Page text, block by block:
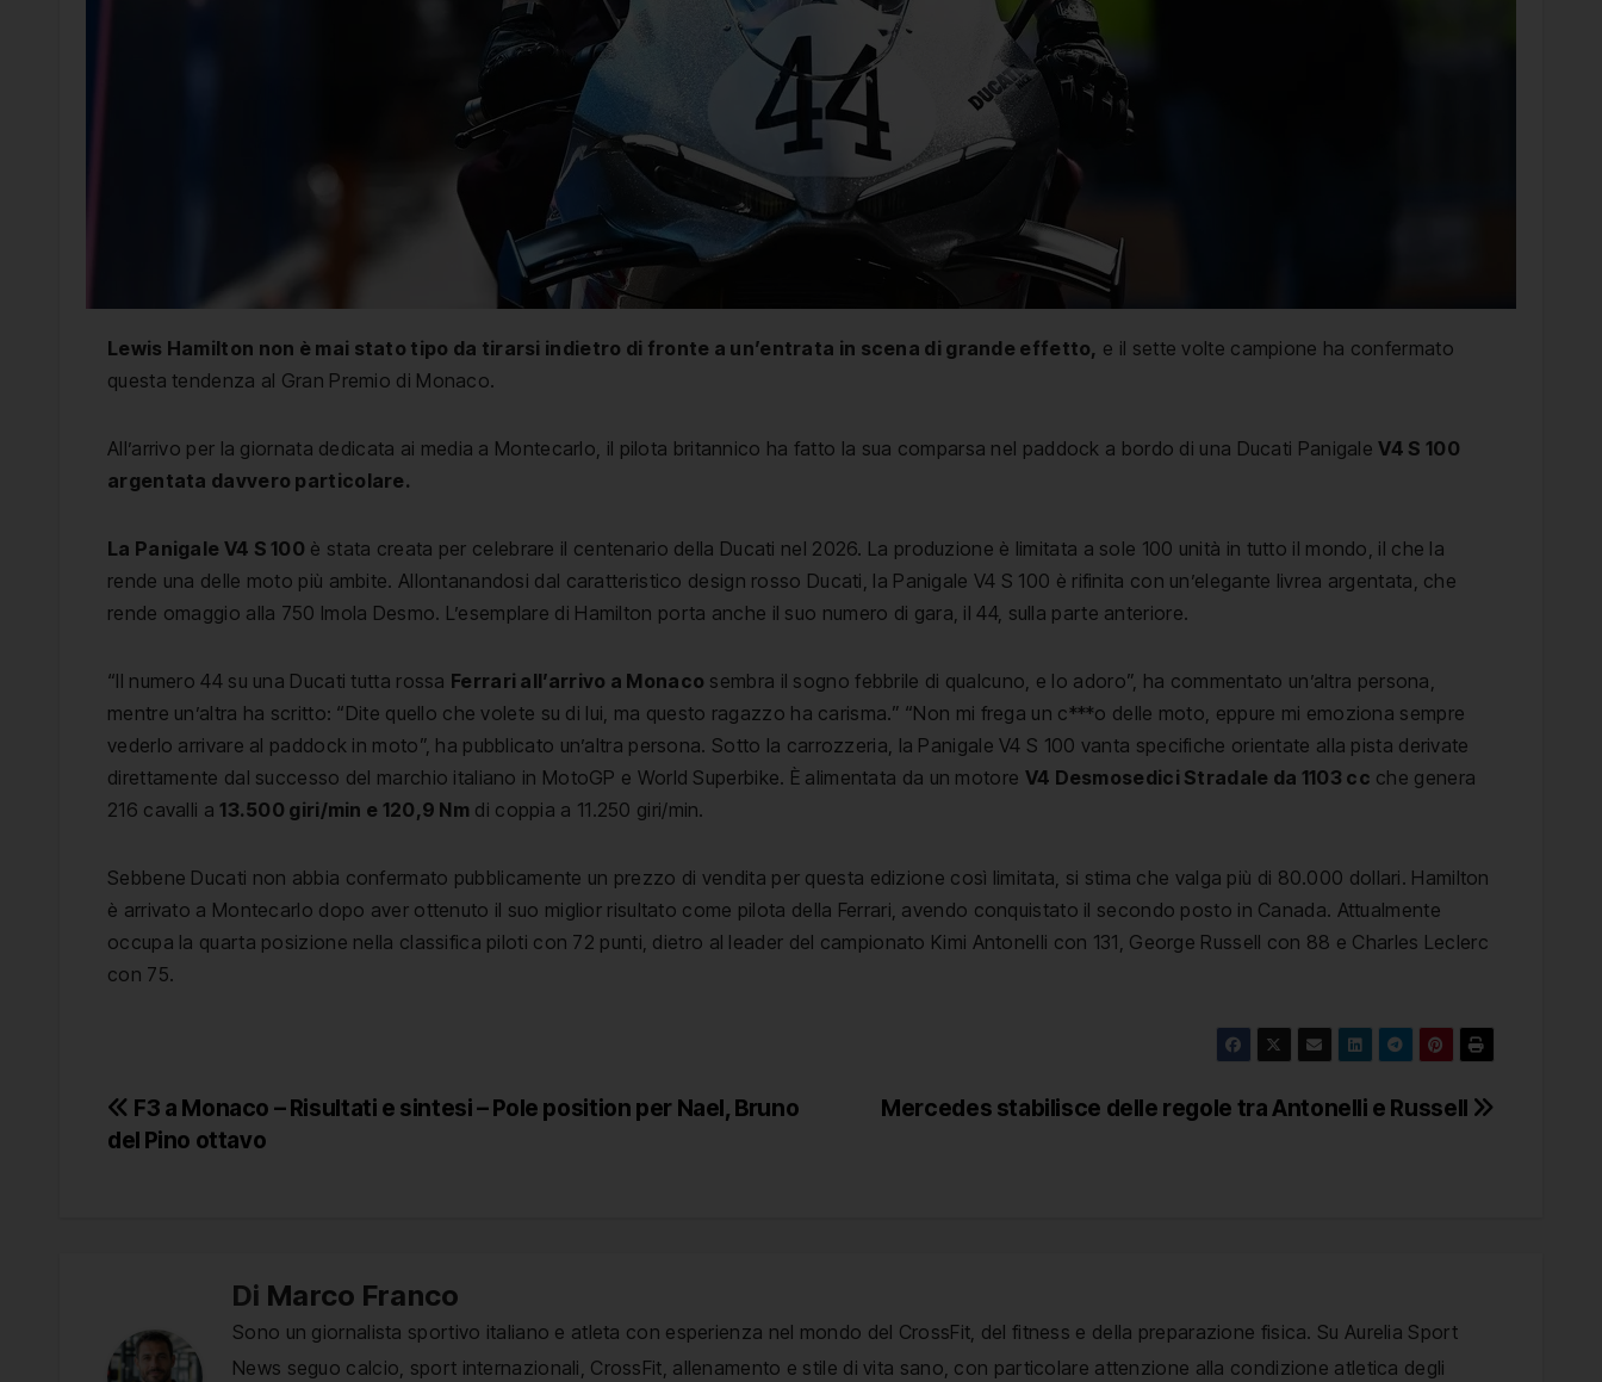
Lewis Hamilton non è mai stato tipo da tirarsi indietro di fronte a un’entrata in scena di grande effetto, e il sette volte campione ha confermato
questa tendenza al Gran Premio di Monaco.
All’arrivo per la giornata dedicata ai media a Montecarlo, il pilota britannico ha fatto la sua comparsa nel paddock a bordo di una Ducati PanigaleV4 S 100
argentata davvero particolare.
La Panigale V4 S 100 è stata creata per celebrare il centenario della Ducati nel 2026. La produzione è limitata a sole 100 unità in tutto il mondo, il che la
rende una delle moto più ambite. Allontanandosi dal caratteristico design rosso Ducati, la Panigale V4 S 100 è rifinita con un’elegante livrea argentata, che
rende omaggio alla 750 Imola Desmo. L’esemplare di Hamilton porta anche il suo numero di gara, il 44, sulla parte anteriore.
“Il numero 44 su una Ducati tutta rossa Ferrari all’arrivo a Monaco sembra il sogno febbrile di qualcuno, e lo adoro”, ha commentato un’altra persona,
mentre un’altra ha scritto: “Dite quello che volete su di lui, ma questo ragazzo ha carisma.” “Non mi frega un c***o delle moto, eppure mi emoziona sempre
vederlo arrivare al paddock in moto”, ha pubblicato un’altra persona. Sotto la carrozzeria, la Panigale V4 S 100 vanta specifiche orientate alla pista derivate
direttamente dal successo del marchio italiano in MotoGP e World Superbike. È alimentata da un motore V4 Desmosedici Stradale da 1103 cc che genera
216 cavalli a 13.500 giri/min e 120,9 Nm di coppia a 11.250 giri/min.
Sebbene Ducati non abbia confermato pubblicamente un prezzo di vendita per questa edizione così limitata, si stima che valga più di 80.000 dollari. Hamilton
è arrivato a Montecarlo dopo aver ottenuto il suo miglior risultato come pilota della Ferrari, avendo conquistato il secondo posto in Canada. Attualmente
occupa la quarta posizione nella classifica piloti con 72 punti, dietro al leader del campionato Kimi Antonelli con 131, George Russell con 88 e Charles Leclerc
con 75.
Navigazione
Mercedes stabilisce delle regole tra Antonelli e Russell
F3 a Monaco – Risultati e sintesi – Pole position per Nael, Bruno
del Pino ottavo
Di Marco Franco
Sono un giornalista sportivo italiano e atleta con esperienza nel mondo del CrossFit, del fitness e della preparazione fisica. Su Aurelia Sport
News seguo calcio, sport internazionali, CrossFit, allenamento e stile di vita sano, con particolare attenzione alla condizione atletica degli